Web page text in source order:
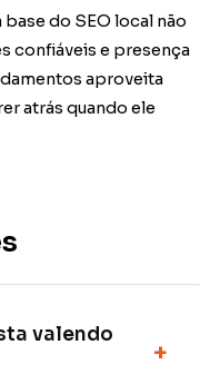
do SEO local não
confiáveis e presença
aproveita
atrás quando ele
valendo